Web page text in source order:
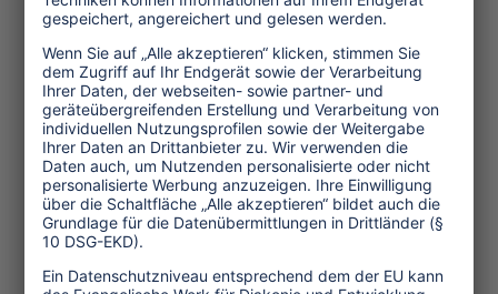
Watch), Andreas Hillert (Medizinisch-
Psychotherapeutische Klinik Roseneck
in Prien am Chiemsee), Robert Maggale
(vida Gewerkschaft, Wien), Andreas
Müseler (REWE Group), Christian
Spieß (Berliner Institut für christliche
Ethik und Politik). Moderation: Andreas
Stopp (Deutschlandfunk)
Weitere Veranstaltungen